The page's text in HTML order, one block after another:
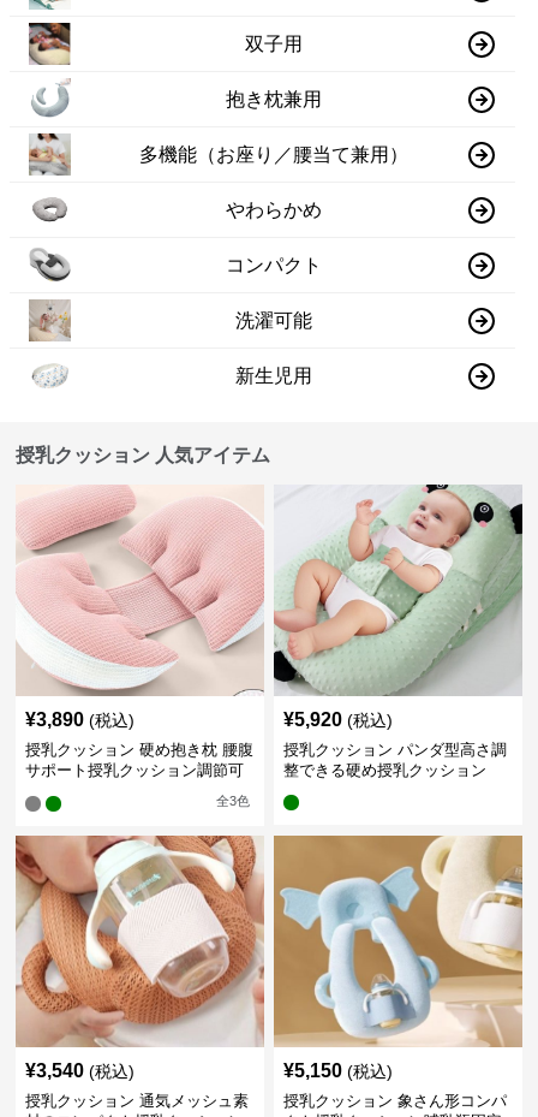
双子用
抱き枕兼用
多機能（お座り／腰当て兼用）
やわらかめ
コンパクト
洗濯可能
新生児用
授乳クッション 人気アイテム
¥3,890 (税込)
授乳クッション 硬め抱き枕 腰腹
サポート授乳クッション調節可
全3色
¥5,920 (税込)
授乳クッション パンダ型高さ調
整できる硬め授乳クッション
¥3,540 (税込)
授乳クッション 通気メッシュ素
¥5,150 (税込)
授乳クッション 象さん形コンパ